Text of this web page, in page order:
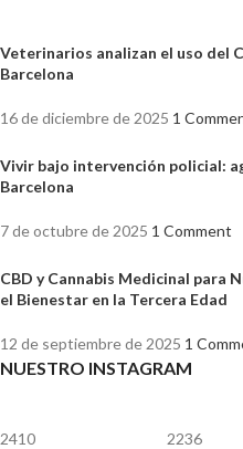
Veterinarios analizan el uso del
Barcelona
16 de diciembre de 2025 1
Vivir bajo intervención policial:
Barcelona
7 de octubre de 2025 1 Comment
CBD y Cannabis Medicinal para
el Bienestar en la Tercera Edad
12 de septiembre de 2025 1
NUESTRO INSTAGRAM
2410 2236